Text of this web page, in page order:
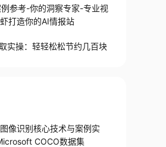
参考-你的洞察专家-专业视
打造你的AI情报站
实操：轻轻松松节约几百块
像识别核心技术与案例实
》—3.1.5 Microsoft COCO数据集